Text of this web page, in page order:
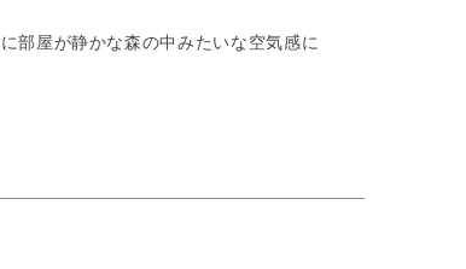
部屋が静かな森の中みたいな空気感に